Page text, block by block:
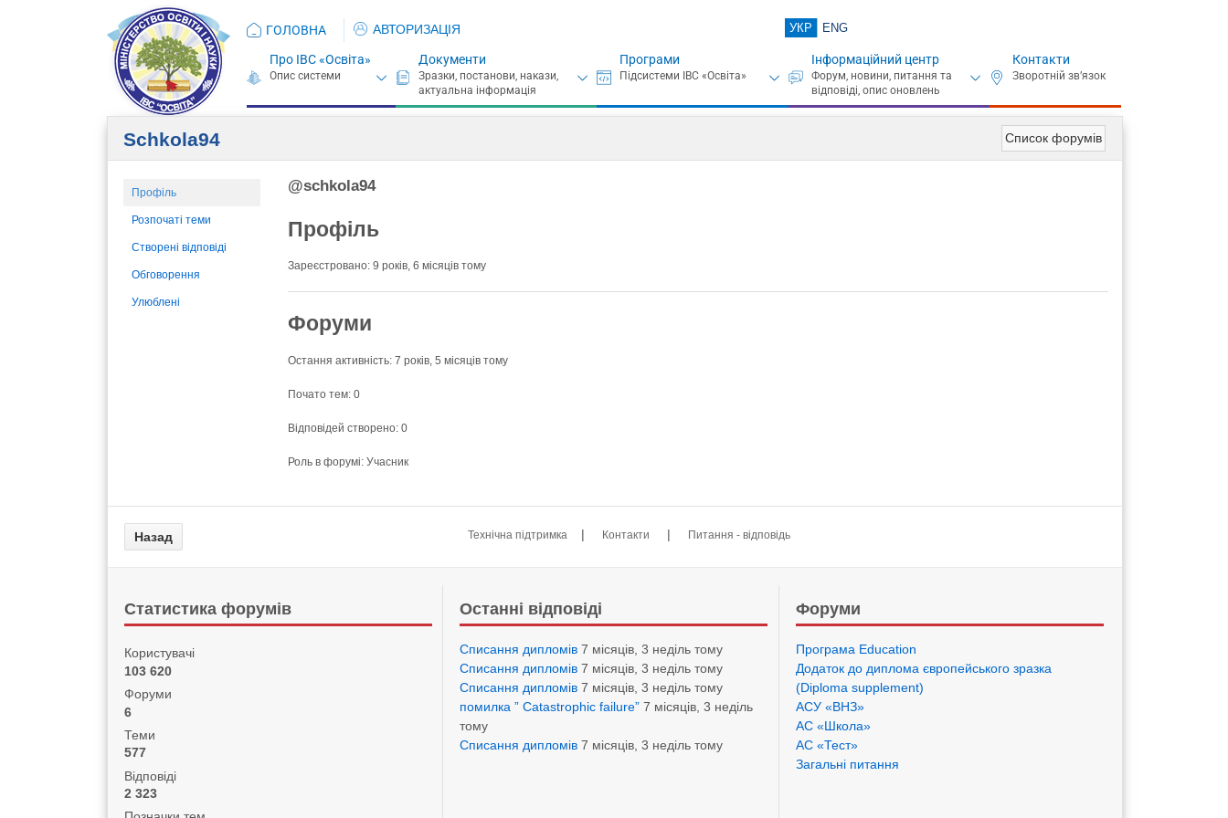
ГОЛОВНА АВТОРИЗАЦІЯ УКР ENG
Про ІВС «Освіта» Документи Програми Інформаційний центр Контакти
Список форумів
Schkola94
Профіль
Розпочаті теми
Створені відповіді
Обговорення
Улюблені
@schkola94
Профіль
Зареєстровано: 9 років, 6 місяців тому
Форуми
Остання активність: 7 років, 5 місяців тому
Почато тем: 0
Відповідей створено: 0
Роль в форумі: Учасник
Технічна підтримка | Контакти | Питання - відповідь
Статистика форумів
Користувачі
103 620
Форуми
6
Теми
577
Відповіді
2 323
Останні відповіді
Списання дипломів 7 місяців, 3 неділь тому
Списання дипломів 7 місяців, 3 неділь тому
Списання дипломів 7 місяців, 3 неділь тому
помилка ” Catastrophic failure” 7 місяців, 3 неділь
тому
Списання дипломів 7 місяців, 3 неділь тому
Форуми
Програма Eduсation
Додаток до диплома європейського зразка
(Diploma supplement)
АСУ «ВНЗ»
АС «Школа»
АС «Тест»
Загальні питання